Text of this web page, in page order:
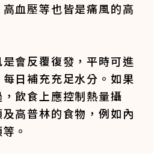
血壓等也皆是痛風的高
會反覆復發，平時可進
日補充充足水分。如果
飲食上應控制熱量攝
高普林的食物，例如內
。